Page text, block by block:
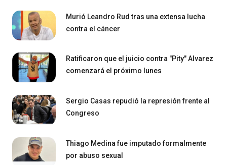
Murió Leandro Rud tras una extensa lucha
contra el cáncer
Ratificaron que el juicio contra "Pity" Alvarez
comenzará el próximo lunes
Sergio Casas repudió la represión frente al
Congreso
Thiago Medina fue imputado formalmente
por abuso sexual